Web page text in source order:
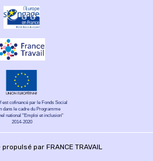
est cofinancé par le Fonds Social
dans le cadre du Programme
national "Emploi et inclusion"
2014-2020
par FRANCE TRAVAIL